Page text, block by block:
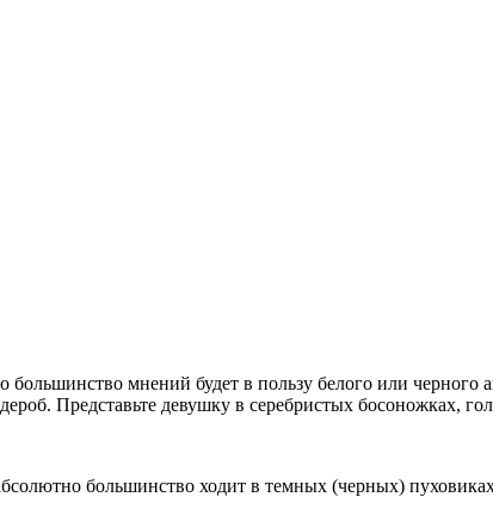
большинство мнений будет в пользу белого или
Представьте девушку в серебристых босоножках,
большинство ходит в темных (черных)